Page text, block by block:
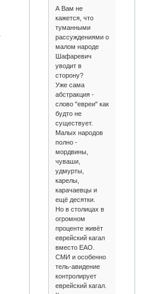
А Вам не
кажется, что
туманными
рассуждениями о
малом народе
Шафаревич
уводит в
сторону?
Уже сама
абстракция -
слово "евреи" как
будто не
существует.
Малых народов
полно -
мордвины,
чуваши,
удмурты,
карелы,
карачаевцы и
ещё десятки.
Но в столицах в
огромном
проценте живёт
еврейский кагал
вместо ЕАО.
СМИ и особенно
тель-авидение
контролирует
еврейский кагал.